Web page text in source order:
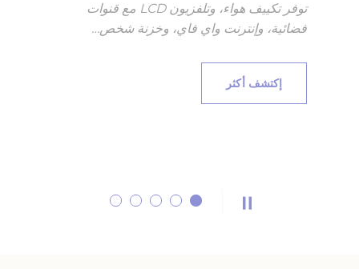
التصميم العصري والراحة العملية والمرافق
الراقية، حيث توفر تكييف هواء، وتلفزيون LCD
إكتشف أكثر